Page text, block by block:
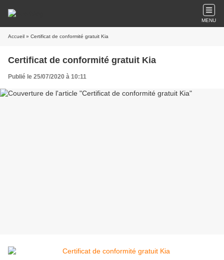
MENU
Accueil » Certificat de conformité gratuit Kia
Certificat de conformité gratuit Kia
Publié le 25/07/2020 à 10:11